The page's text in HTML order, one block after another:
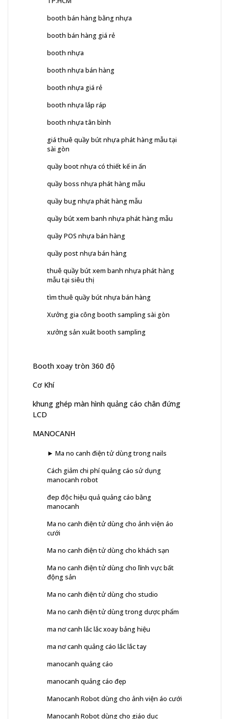
booth bán hàng bằng nhựa
booth bán hàng giá rẻ
booth nhựa
booth nhựa bán hàng
booth nhựa giá rẻ
booth nhựa lắp ráp
booth nhựa tân bình
giá thuê quầy bút nhựa phát hàng mẫu tại
sài gòn
quầy boot nhựa có thiết kế in ấn
quầy boss nhựa phát hàng mẫu
quầy bug nhựa phát hàng mẫu
quầy bút xem banh nhựa phát hàng mẫu
quầy POS nhựa bán hàng
quầy post nhựa bán hàng
thuê quầy bút xem banh nhựa phát hàng
mẫu tại siêu thị
tìm thuê quầy bút nhựa bán hàng
Xưởng gia công booth sampling sài gòn
xưởng sản xuât booth sampling
Booth xoay tròn 360 độ
Cơ Khí
khung ghép màn hình quảng cáo chân đứng
LCD
MANOCANH
► Ma no canh điện tử dùng trong nails
Cách giảm chi phí quảng cáo sử dụng
manocanh robot
đep độc hiệu quả quảng cáo bằng
manocanh
Ma no canh điện tử dùng cho ảnh viện áo
cưới
Ma no canh điện tử dùng cho khách sạn
Ma no canh điện tử dùng cho lĩnh vực bất
động sản
Ma no canh điện tử dùng cho studio
Ma no canh điện tử dùng trong dược phẩm
ma nơ canh lắc lắc xoay bảng hiệu
ma nơ canh quảng cáo lắc lắc tay
manocanh quảng cáo
manocanh quảng cáo đẹp
Manocanh Robot dùng cho ảnh viện áo cưới
Manocanh Robot dùng cho giáo dục